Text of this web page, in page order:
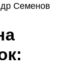
Семенов